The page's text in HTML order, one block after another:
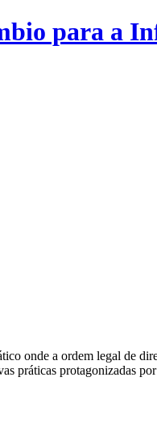
para a
onde a ordem legal de
práticas protagonizadas